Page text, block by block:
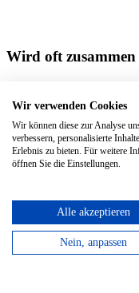
Wird oft
Pin A
Pin L
Pin M
Wir verwenden Cookies
Wir können diese zur Analyse
verbessern, personalisierte
Erlebnis zu bieten. Für weitere
öffnen Sie die Einstellungen.
Alle akzeptieren
Nein, anpassen